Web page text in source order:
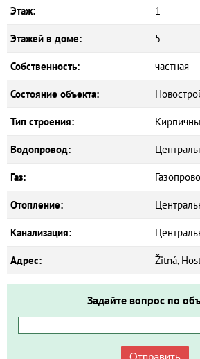
Этаж: 1
Этажей в доме: 5
Собственность: частная
Состояние объекта:
Тип строения:
Водопровод:
Газ:
Отопление:
Канализация:
Адрес: Žitná,
Задайте вопрос по
Отправить